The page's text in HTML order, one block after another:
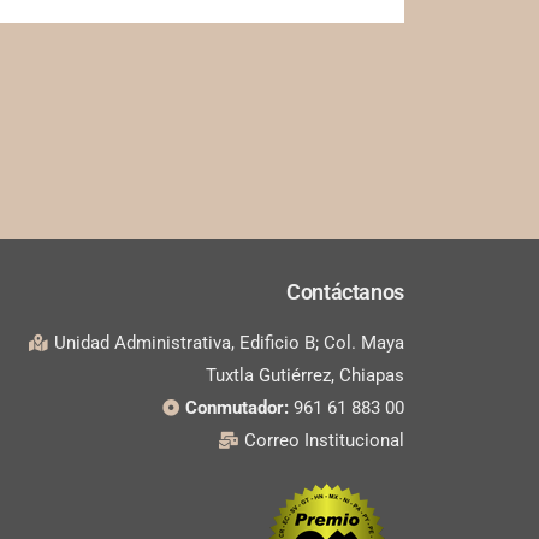
Contáctanos
Unidad Administrativa, Edificio B; Col. Maya
Tuxtla Gutiérrez, Chiapas
Conmutador: 961 61 883 00
Correo Institucional